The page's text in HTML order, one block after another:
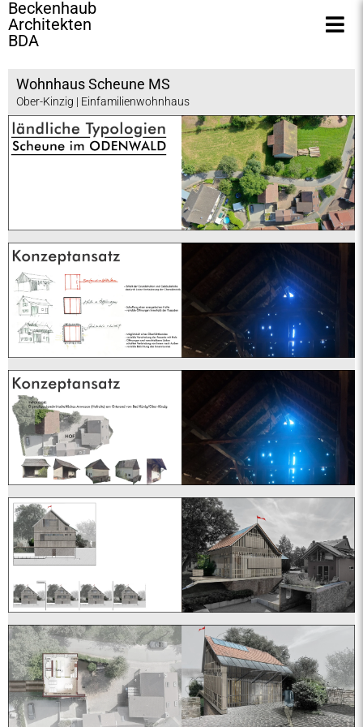
Beckenhaub
Architekten
BDA
Wohnhaus Scheune MS
Ober-Kinzig | Einfamilienwohnhaus